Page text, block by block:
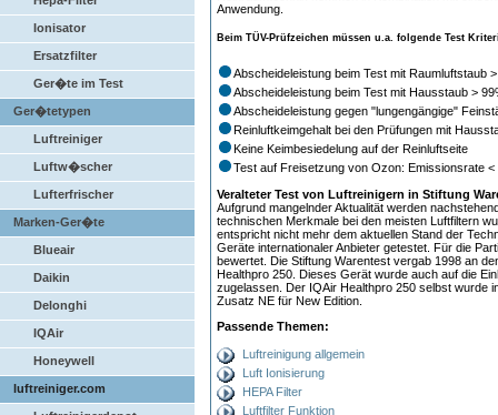
Anwendung.
Beim TÜV-Prüfzeichen müssen u.a. folgende Test
Abscheideleistung beim Test mit Raumluftstaub
Abscheideleistung beim Test mit Hausstaub >
Abscheideleistung gegen "lungengängige"
Reinluftkeimgehalt bei den Prüfungen mit
Keine Keimbesiedelung auf der Reinluftseite
Test auf Freisetzung von Ozon: Emissionsrate <
Veralteter Test von Luftreinigern in Stiftung
Aufgrund mangelnder Aktualität werden
technischen Merkmale bei den meisten Luftfiltern
entspricht nicht mehr dem aktuellen Stand der
Geräte internationaler Anbieter getestet. Für die
bewertet. Die Stiftung Warentest vergab 1998 an
Healthpro 250. Dieses Gerät wurde auch auf die
zugelassen. Der IQAir Healthpro 250 selbst wurde
Zusatz NE für New Edition.
Passende Themen:
Luftreinigung allgemein
Luft Ionisierung
HEPA Filter
Luftfilter Funktion
Ionisator
Ersatzfilter
Ger�te im Test
Ger�tetypen
Luftreiniger
Luftw�scher
Lufterfrischer
Marken-Ger�te
Blueair
Daikin
Delonghi
IQAir
Honeywell
luftreiniger.com